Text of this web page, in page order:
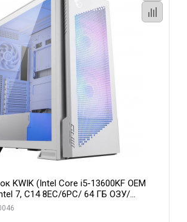
KWIK (Intel Core i5-13600KF OEM
7, C14 8EC/6PC/ 64 ГБ ОЗУ/
GAMING OC 8GB GDDR7 128bit